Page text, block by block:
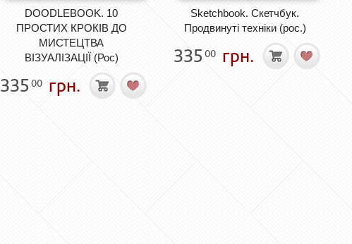
DOODLEBOOK. 10
ПРОСТИХ КРОКІВ ДО
МИСТЕЦТВА
ВІЗУАЛІЗАЦІЇ (Рос)
335 00 грн.
Sketchbook. Скетчбук.
Продвинуті техніки (рос.)
335 00 грн.